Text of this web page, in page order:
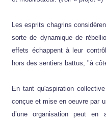
Les esprits chagrins
sorte de dynamique de
effets échappent à leur
hors des sentiers battus, "à
En tant qu'aspiration
conçue et mise en oeuvre par
d’une organisation peut en